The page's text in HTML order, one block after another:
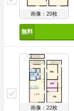
画像：20枚
画像：22枚